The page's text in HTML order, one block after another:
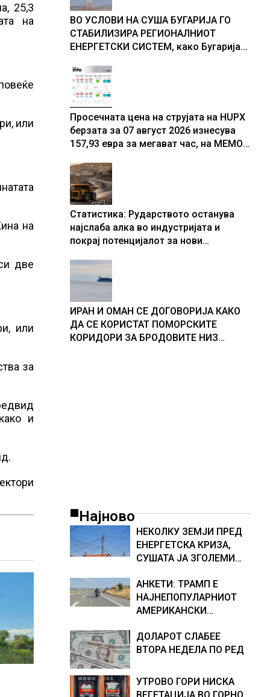
25,3
на
или
на
две
или
за
и
ВО УСЛОВИ НА СУША БУГАРИЈА ГО
СТАБИЛИЗИРА РЕГИОНАЛНИОТ
ЕНЕРГЕТСКИ СИСТЕМ, како Бугарија
складирање на енергија од батерии
Просечната цена на струјата на HUPX
берзата за 07 август 2026 изнесува
157,93 евра за мегават час, на МЕМО
Статистика: Рударството останува
најслаба алка во индустријата и
покрај потенцијалот за нови
ИРАН И ОМАН СЕ ДОГОВОРИЈА КАКО
ДА СЕ КОРИСТАТ ПОМОРСКИТЕ
КОРИДОРИ ЗА БРОДОВИТЕ НИЗ
Најново
НЕКОЛКУ ЗЕМЈИ ПРЕД
ЕНЕРГЕТСКА КРИЗА,
СУШАТА ЈА ЗГОЛЕМИ
НА БЕРЗИТЕ НА НАД 700
ЕВРА ЗА МЕГАВАТ-ЧАС
АНКЕТИ: ТРАМП Е
НАЈНЕПОПУЛАРНИОТ
АМЕРИКАНСКИ
МАНДАТ, тој не ги
признава резултатите
ДОЛАРОТ СЛАБЕЕ
ВТОРА НЕДЕЛА ПО РЕД
УТРОВО ГОРИ НИСКА